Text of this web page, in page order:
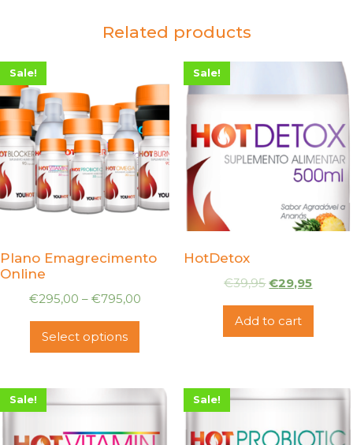
Related products
Sale!
Plano Emagrecimento
Online
€295,00 – €795,00
Select options
Sale!
HotDetox
€39,95 €29,95
Add to cart
Sale! Sale!